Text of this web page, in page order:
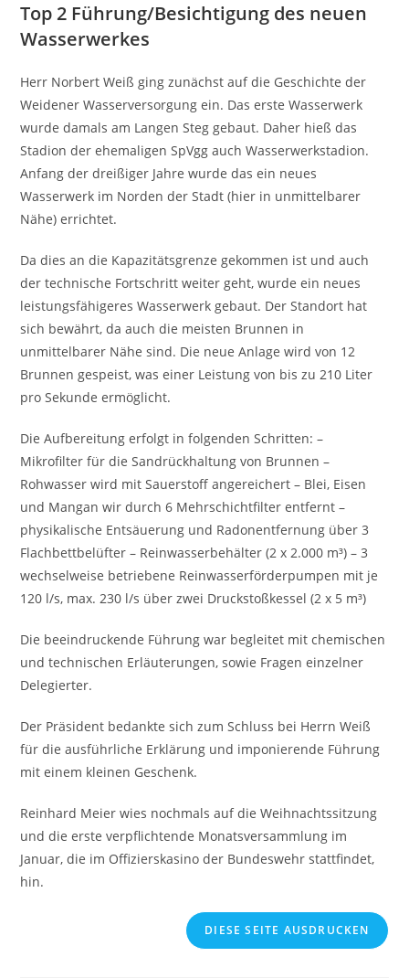
Top 2 Führung/Besichtigung des neuen
Wasserwerkes
Herr Norbert Weiß ging zunächst auf die Geschichte der
Weidener Wasserversorgung ein. Das erste Wasserwerk
wurde damals am Langen Steg gebaut. Daher hieß das
Stadion der ehemaligen SpVgg auch Wasserwerkstadion.
Anfang der dreißiger Jahre wurde das ein neues
Wasserwerk im Norden der Stadt (hier in unmittelbarer
Nähe) errichtet.
Da dies an die Kapazitätsgrenze gekommen ist und auch
der technische Fortschritt weiter geht, wurde ein neues
leistungsfähigeres Wasserwerk gebaut. Der Standort hat
sich bewährt, da auch die meisten Brunnen in
unmittelbarer Nähe sind. Die neue Anlage wird von 12
Brunnen gespeist, was einer Leistung von bis zu 210 Liter
pro Sekunde ermöglicht.
Die Aufbereitung erfolgt in folgenden Schritten: –
Mikrofilter für die Sandrückhaltung von Brunnen –
Rohwasser wird mit Sauerstoff angereichert – Blei, Eisen
und Mangan wir durch 6 Mehrschichtfilter entfernt –
physikalische Entsäuerung und Radonentfernung über 3
Flachbettbelüfter – Reinwasserbehälter (2 x 2.000 m³) – 3
wechselweise betriebene Reinwasserförderpumpen mit je
120 l/s, max. 230 l/s über zwei Druckstoßkessel (2 x 5 m³)
Die beeindruckende Führung war begleitet mit chemischen
und technischen Erläuterungen, sowie Fragen einzelner
Delegierter.
Der Präsident bedankte sich zum Schluss bei Herrn Weiß
für die ausführliche Erklärung und imponierende Führung
mit einem kleinen Geschenk.
Reinhard Meier wies nochmals auf die Weihnachtssitzung
und die erste verpflichtende Monatsversammlung im
Januar, die im Offizierskasino der Bundeswehr stattfindet,
hin.
DIESE SEITE AUSDRUCKEN